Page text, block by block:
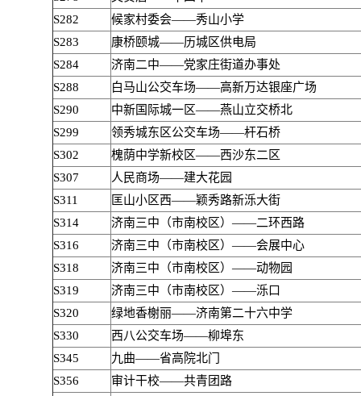
S282
候家村委会——秀山小学
S283
康桥颐城——历城区供电局
S284
济南二中——党家庄街道办事处
S288
白马山公交车场——高新万达银座广场
S290
中新国际城一区——燕山立交桥北
S299
领秀城东区公交车场——杆石桥
S302
槐荫中学新校区——西沙东二区
S307
人民商场——建大花园
S311
匡山小区西——颖秀路新泺大街
S314
济南三中（市南校区）——二环西路
S316
济南三中（市南校区）——会展中心
S318
济南三中（市南校区）——动物园
S319
济南三中（市南校区）——泺口
S320
绿地香榭丽——济南第二十六中学
S330
西八公交车场——柳埠东
S345
九曲——省高院北门
S356
审计干校——共青团路